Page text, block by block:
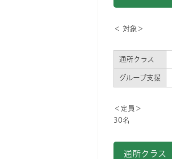
＜ 対象＞
通所クラス
グループ支援
＜定員＞
30名
通所クラス